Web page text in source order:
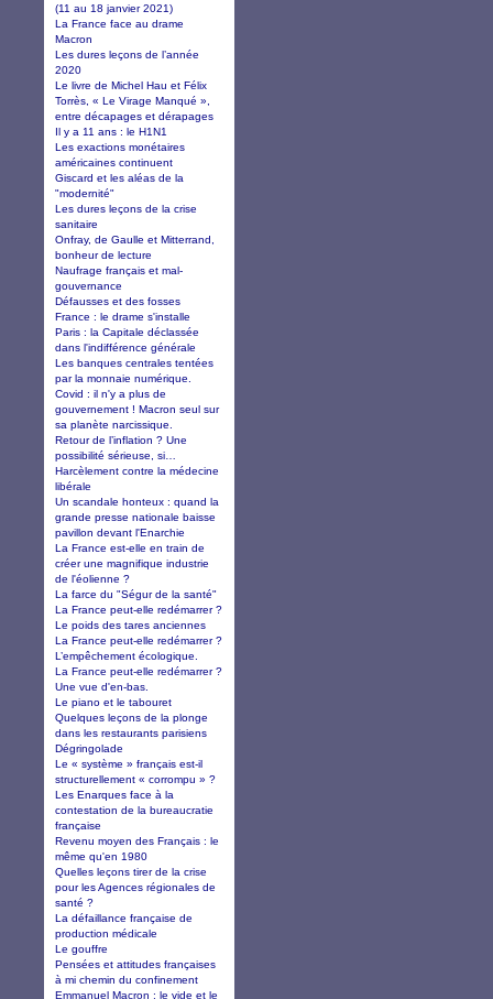
(11 au 18 janvier 2021)
La France face au drame
Macron
Les dures leçons de l’année
2020
Le livre de Michel Hau et Félix
Torrès, « Le Virage Manqué »,
entre décapages et dérapages
Il y a 11 ans : le H1N1
Les exactions monétaires
américaines continuent
Giscard et les aléas de la
"modernité"
Les dures leçons de la crise
sanitaire
Onfray, de Gaulle et Mitterrand,
bonheur de lecture
Naufrage français et mal-
gouvernance
Défausses et des fosses
France : le drame s'installe
Paris : la Capitale déclassée
dans l'indifférence générale
Les banques centrales tentées
par la monnaie numérique.
Covid : il n'y a plus de
gouvernement ! Macron seul sur
sa planète narcissique.
Retour de l’inflation ? Une
possibilité sérieuse, si…
Harcèlement contre la médecine
libérale
Un scandale honteux : quand la
grande presse nationale baisse
pavillon devant l'Enarchie
La France est-elle en train de
créer une magnifique industrie
de l'éolienne ?
La farce du "Ségur de la santé"
La France peut-elle redémarrer ?
Le poids des tares anciennes
La France peut-elle redémarrer ?
L’empêchement écologique.
La France peut-elle redémarrer ?
Une vue d'en-bas.
Le piano et le tabouret
Quelques leçons de la plonge
dans les restaurants parisiens
Dégringolade
Le « système » français est-il
structurellement « corrompu » ?
Les Enarques face à la
contestation de la bureaucratie
française
Revenu moyen des Français : le
même qu'en 1980
Quelles leçons tirer de la crise
pour les Agences régionales de
santé ?
La défaillance française de
production médicale
Le gouffre
Pensées et attitudes françaises
à mi chemin du confinement
Emmanuel Macron : le vide et le